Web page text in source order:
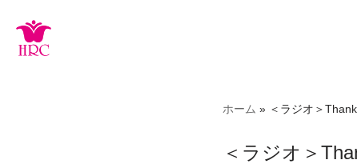
コ
ホーム » ＜ラジオ＞
＜ラジオ＞